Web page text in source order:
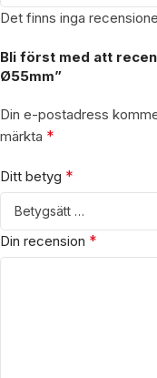
Det finns inga
Bli först med att
Ø55mm”
Din e-postadress
märkta *
Ditt betyg *
Din recension *